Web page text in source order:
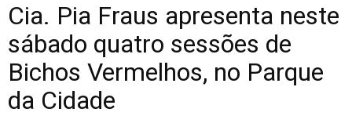
Cia. Pia Fraus apresenta neste
sábado quatro sessões de
Bichos Vermelhos, no Parque
da Cidade